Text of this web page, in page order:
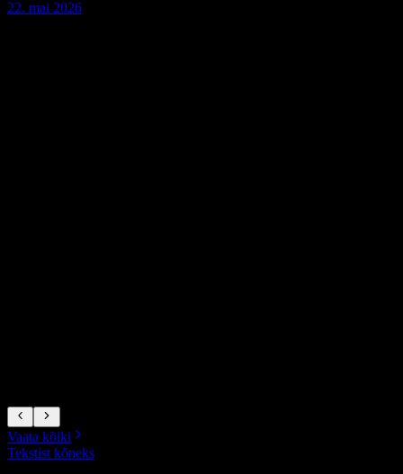
22. mai 2026
Vaata kõiki
Tekstist kõneks